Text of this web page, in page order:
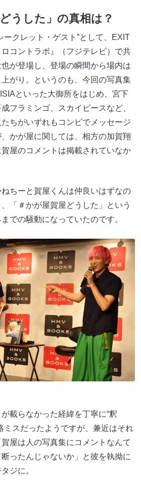
うした」の真相は？
ークレット・ゲスト”として、EXIT
コントラボ』（フジテレビ）で共
が登場し、登場の瞬間から場内は
がり。というのも、今回の写真集
といった大御所をはじめ、宮下
フラミンゴ、スカイピースなど、
ちがいずれもコンビでメッセージ
かが屋に関しては、相方の加賀翔
屋のコメントは掲載されていなか
ちーと賀屋くんは仲良いはずなの
「＃かが屋賀屋どうした」という
での騒動になっていたのです。
載らなかった経緯を丁寧に“釈
ミスだったようですが、兼近はそれ
屋は人の写真集にコメントなんて
ったんじゃないか」と彼を執拗に
ジに。